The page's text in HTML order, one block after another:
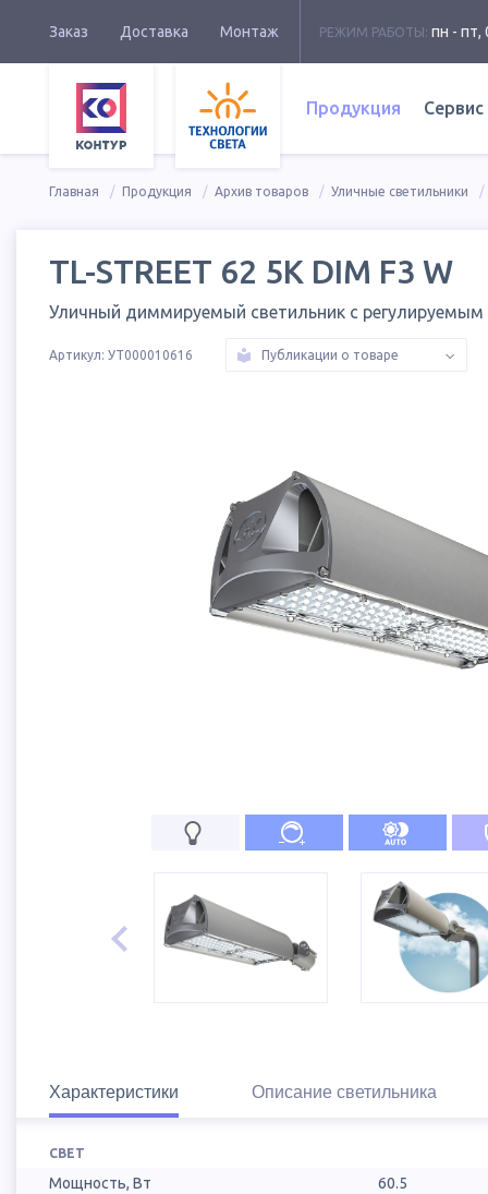
Заказ Доставка Монтаж РЕЖИМ РАБОТЫ: пн - пт,
Продукция Сервис
Главная Продукция Архив товаров Уличные светильники
TL-STREET 62 5K DIM F3 W
Уличный диммируемый светильник с
Артикул: УТ000010616 Публикации о товаре
Характеристики Описание светильника
СВЕТ
Мощность, Вт
60.5